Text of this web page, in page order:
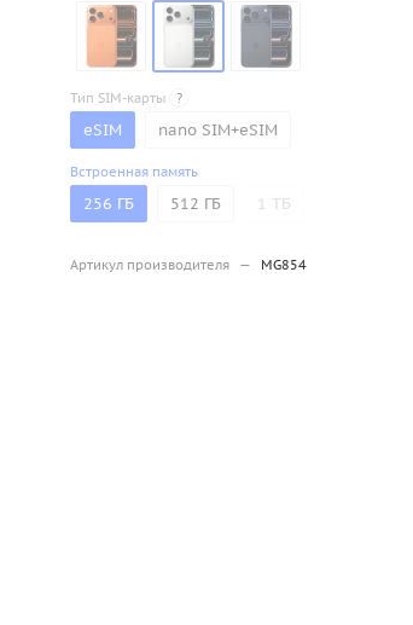
Тип SIM-карты ?
eSIM nano SIM+eSIM
Встроенная память
256 ГБ 512 ГБ 1 ТБ
Артикул производителя — MG854